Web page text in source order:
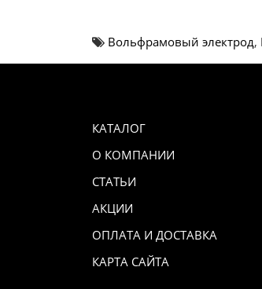
Вольфрамовый электрод,
КАТАЛОГ
О КОМПАНИИ
СТАТЬИ
АКЦИИ
ОПЛАТА И ДОСТАВКА
КАРТА САЙТА